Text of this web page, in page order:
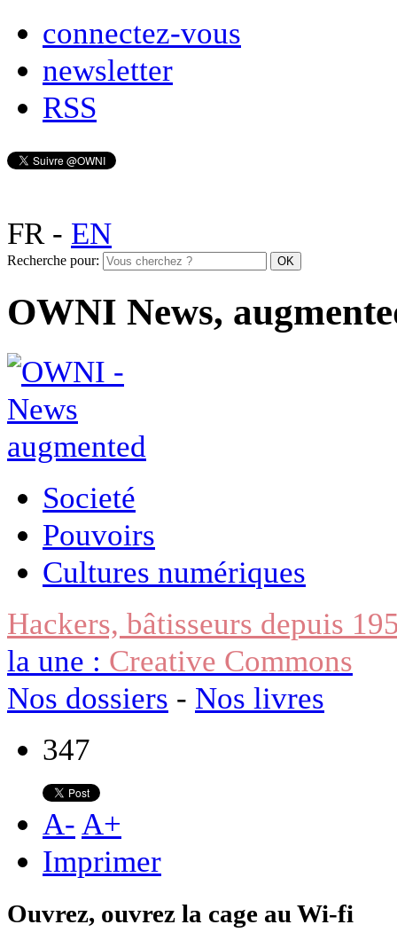
connectez-vous
newsletter
RSS
FR- EN
Recherche pour:
OWNI News,
Societé
Pouvoirs
Cultures numériques
Hackers, bâtisseurs depuis
la une : Creative Commons
Nos dossiers - Nos livres
347
A- A+
Imprimer
Ouvrez, ouvrez la cage au Wi-fi